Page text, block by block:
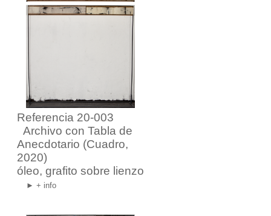
Referencia 20-003
Archivo con Tabla de
Anecdotario (Cuadro,
2020)
óleo, grafito sobre lienzo
► + info